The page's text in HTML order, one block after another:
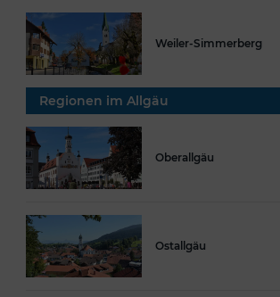
Weiler-Simmerberg
Regionen im Allgäu
Oberallgäu
Ostallgäu